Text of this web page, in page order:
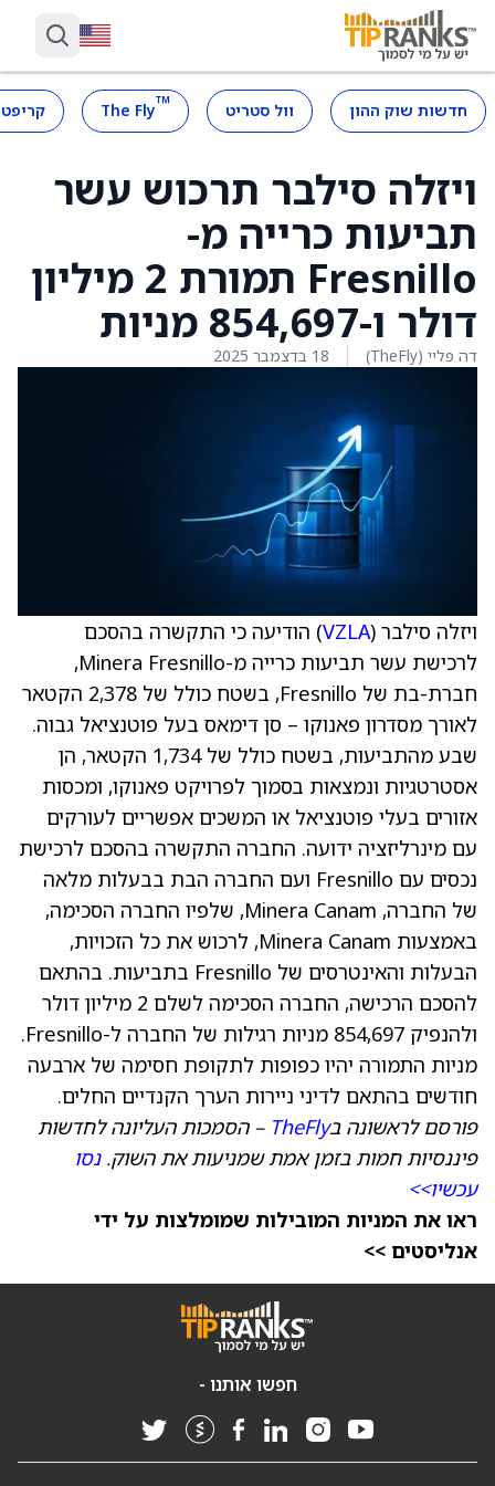
חדשות שוק ההון וול סטריט ™
The Fly
ויזלה סילבר תרכוש עשר
תביעות כרייה מ-
Fresnillo תמורת 2 מיליון
דולר ו-854,697 מניות
דה פליי (TheFly) 18 בדצמבר 2025
ויזלה סילבר (VZLA) הודיעה כי התקשרה בהסכם
לרכישת עשר תביעות כרייה מ-Minera Fresnillo,
חברת-בת של Fresnillo, בשטח כולל של 2,378 הקטאר
לאורך מסדרון פאנוקו – סן דימאס בעל פוטנציאל גבוה.
שבע מהתביעות, בשטח כולל של 1,734 הקטאר, הן
אסטרטגיות ונמצאות בסמוך לפרויקט פאנוקו, ומכסות
אזורים בעלי פוטנציאל או המשכים אפשריים לעורקים
עם מינרליזציה ידועה. החברה התקשרה בהסכם לרכישת
נכסים עם Fresnillo ועם החברה הבת בבעלות מלאה
של החברה, Minera Canam, שלפיו החברה הסכימה,
באמצעות Minera Canam, לרכוש את כל הזכויות,
הבעלות והאינטרסים של Fresnillo בתביעות. בהתאם
להסכם הרכישה, החברה הסכימה לשלם 2 מיליון דולר
ולהנפיק 854,697 מניות רגילות של החברה ל-Fresnillo.
מניות התמורה יהיו כפופות לתקופת חסימה של ארבעה
חודשים בהתאם לדיני ניירות הערך הקנדיים החלים.
פורסם לראשונה בTheFly – הסמכות העליונה לחדשות
פיננסיות חמות בזמן אמת שמניעות את השוק.נסו
עכשיו>>
ראו את המניות המובילות שמומלצות על ידי
אנליסטים >>
חפשו אותנו -